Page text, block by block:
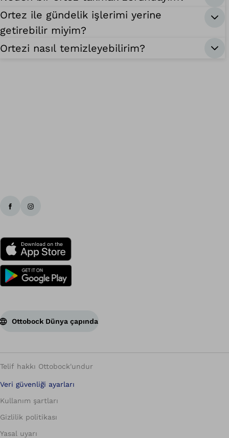
Ortez ile gündelik işlerimi yerine
getirebilir miyim?
Ortezi nasıl temizleyebilirim?
Ottobock Dünya çapında
Telif hakkı Ottobock'undur
Veri güvenliği ayarları
Kullanım şartları
Gizlilik politikası
Yasal uyarı